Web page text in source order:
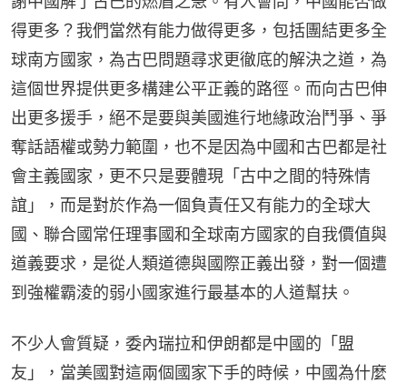
得更多？我們當然有能力做得更多，包括團結更多全
球南方國家，為古巴問題尋求更徹底的解決之道，為
這個世界提供更多構建公平正義的路徑。而向古巴伸
出更多援手，絕不是要與美國進行地緣政治鬥爭、爭
奪話語權或勢力範圍，也不是因為中國和古巴都是社
會主義國家，更不只是要體現「古中之間的特殊情
誼」，而是對於作為一個負責任又有能力的全球大
國、聯合國常任理事國和全球南方國家的自我價值與
道義要求，是從人類道德與國際正義出發，對一個遭
到強權霸淩的弱小國家進行最基本的人道幫扶。
不少人會質疑，委內瑞拉和伊朗都是中國的「盟
友」，當美國對這兩個國家下手的時候，中國為什麼